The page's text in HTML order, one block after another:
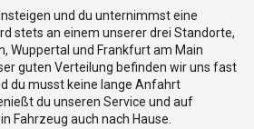
und du unternimmst eine
stets an einem unserer drei Standorte,
Wuppertal und Frankfurt am Main
guten Verteilung befinden wir uns fast
du musst keine lange Anfahrt
du unseren Service und auf
Fahrzeug auch nach Hause.